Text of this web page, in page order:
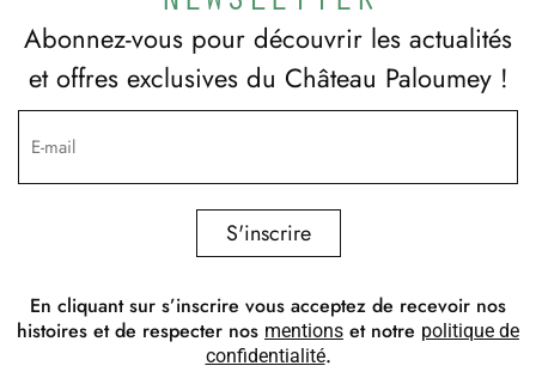
Abonnez-vous pour découvrir les actualités
et offres exclusives du Château Paloumey !
S'inscrire
En cliquant sur s’inscrire vous acceptez de recevoir nos
histoires et de respecter nos mentions et notre politique de
confidentialité.